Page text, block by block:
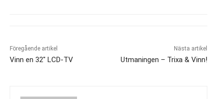
Föregående artikel
Vinn en 32″ LCD-TV
Nästa artikel
Utmaningen – Trixa & Vinn!